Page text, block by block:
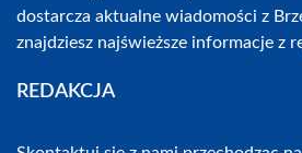
dostarcza aktualne wiadomości z
znajdziesz najświeższe informacje z
REDAKCJA